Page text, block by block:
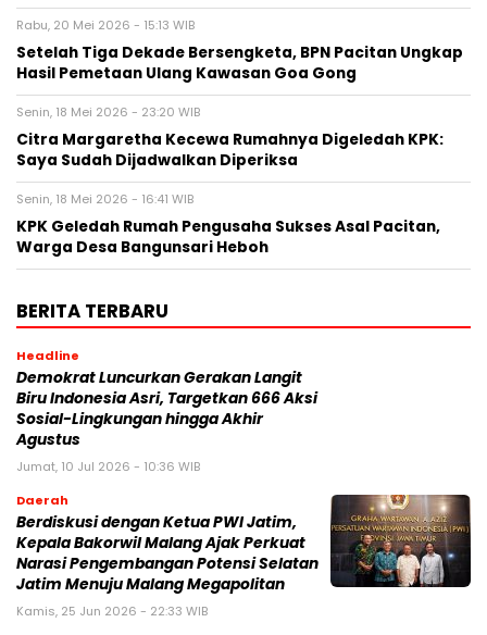
Rabu, 20 Mei 2026 - 15:13 WIB
Setelah Tiga Dekade Bersengketa, BPN Pacitan Ungkap
Hasil Pemetaan Ulang Kawasan Goa Gong
Senin, 18 Mei 2026 - 23:20 WIB
Citra Margaretha Kecewa Rumahnya Digeledah KPK:
Saya Sudah Dijadwalkan Diperiksa
Senin, 18 Mei 2026 - 16:41 WIB
KPK Geledah Rumah Pengusaha Sukses Asal Pacitan,
Warga Desa Bangunsari Heboh
BERITA TERBARU
Headline
Demokrat Luncurkan Gerakan Langit
Biru Indonesia Asri, Targetkan 666 Aksi
Sosial-Lingkungan hingga Akhir
Agustus
Jumat, 10 Jul 2026 - 10:36 WIB
Daerah
Berdiskusi dengan Ketua PWI Jatim,
Kepala Bakorwil Malang Ajak Perkuat
Narasi Pengembangan Potensi Selatan
Jatim Menuju Malang Megapolitan
Kamis, 25 Jun 2026 - 22:33 WIB